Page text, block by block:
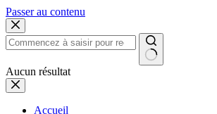
Passer au contenu
Aucun résultat
Accueil